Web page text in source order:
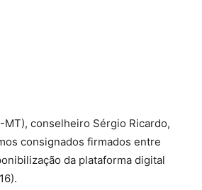
conselheiro Sérgio Ricardo,
consignados firmados entre
da plataforma digital